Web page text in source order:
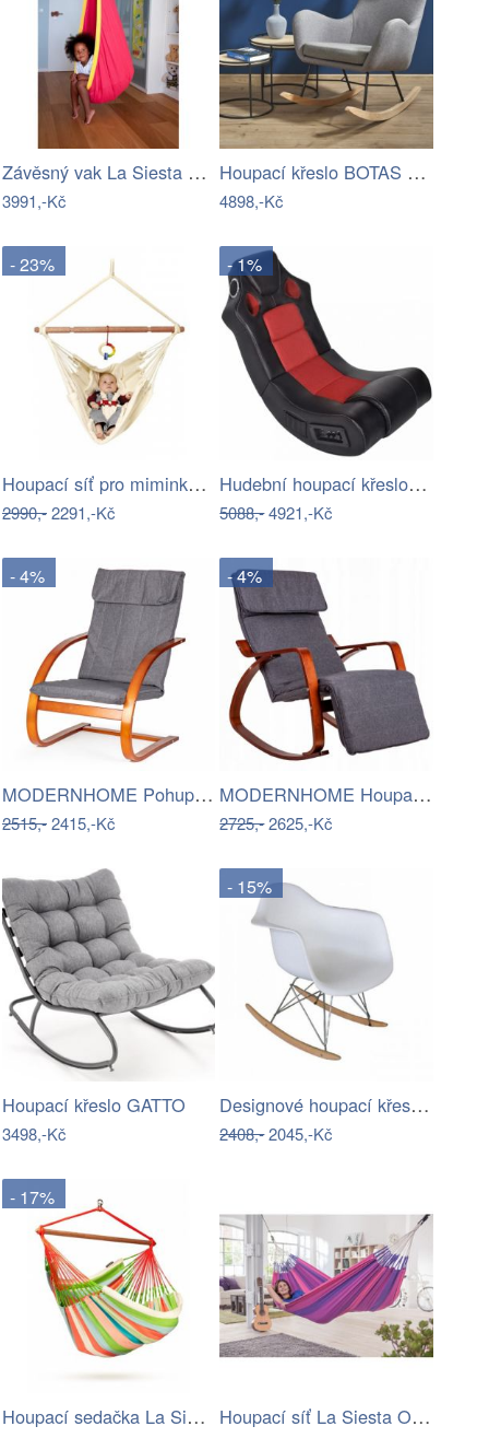
Závěsný vak La Siesta JOKI - IN
3991,-Kč
Houpací křeslo BOTAS Halmar
4898,-Kč
- 23%
Houpací síť pro miminka La Siesta…
2990,-2291,-Kč
- 1%
Hudební houpací křeslo Dekorhome
5088,-4921,-Kč
- 4%
MODERNHOME Pohupovací křeslo Simex šedo…
2515,-2415,-Kč
- 4%
MODERNHOME Houpací křeslo Berden šedo…
2725,-2625,-Kč
Houpací křeslo GATTO
3498,-Kč
- 15%
Designové houpací křeslo - TK
2408,-2045,-Kč
- 17%
Houpací sedačka La Siesta DOMINGO - IN Houpací síť La Siesta ORQUIDEA - IN